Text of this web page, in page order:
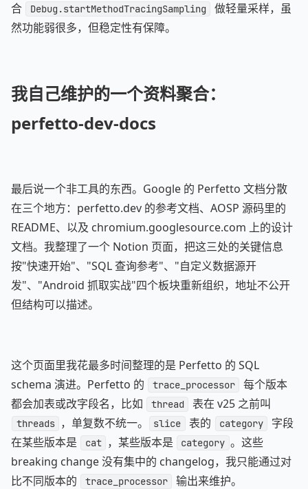
合
Debug.startMethodTracingSampling
做轻量采样，虽
然功能弱很多，但稳定性有保障。
我自己维护的一个资料聚合：
perfetto-dev-docs
最后说一个非工具的东西。Google 的 Perfetto 文档分散
在三个地方：perfetto.dev 的参考文档、AOSP 源码里的
README、以及 chromium.googlesource.com 上的设计
文档。我整理了一个 Notion 页面，把这三处的关键信息
按"快速开始"、"SQL 查询参考"、"自定义数据源开
发"、"Android 抓取实战"四个板块重新组织，地址不公开
但结构可以描述。
这个页面里我花最多时间整理的是 Perfetto 的 SQL
schema 演进。Perfetto 的
trace_processor
每个版本
都会加表或改字段名，比如
thread 表在 v25 之前叫
threads ，单复数不统一。 slice 表的 category
字段
在某些版本是
cat ，某些版本是 category 。这些
breaking change 没有集中的 changelog，我只能通过对
比不同版本的
trace_processor 输出来维护。